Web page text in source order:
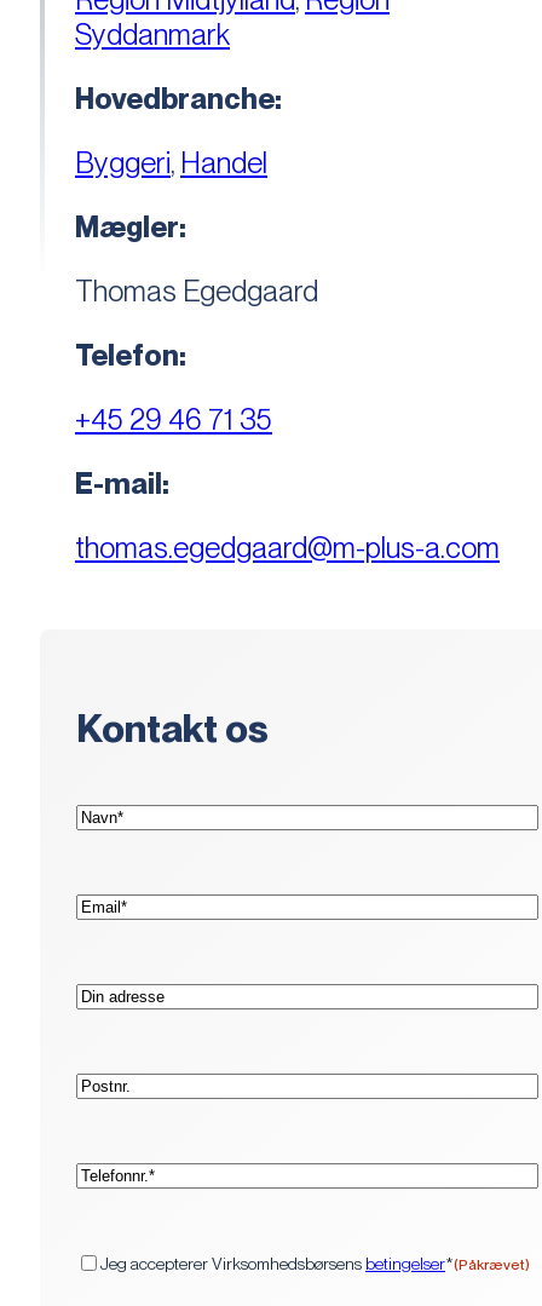
Syddanmark
Hovedbranche:
Byggeri, Handel
Mægler:
Thomas Egedgaard
Telefon:
+45 29 46 71 35
E-mail:
thomas.egedgaard@m-plus-a.com
Kontakt os
Navn*
E-
mail*
Adresse
Postnr.
Telefon*
Jeg accepterer Virksomhedsbørsens betingelser*(Påkrævet)